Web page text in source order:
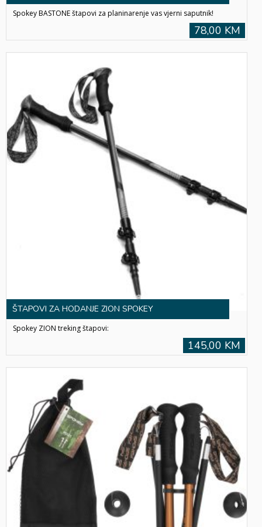
Spokey BASTONE štapovi za planinarenje vas vjerni saputnik!
78,00 KM
ŠTAPOVI ZA HODANJE ZION SPOKEY
Spokey ZION treking štapovi:
145,00 KM